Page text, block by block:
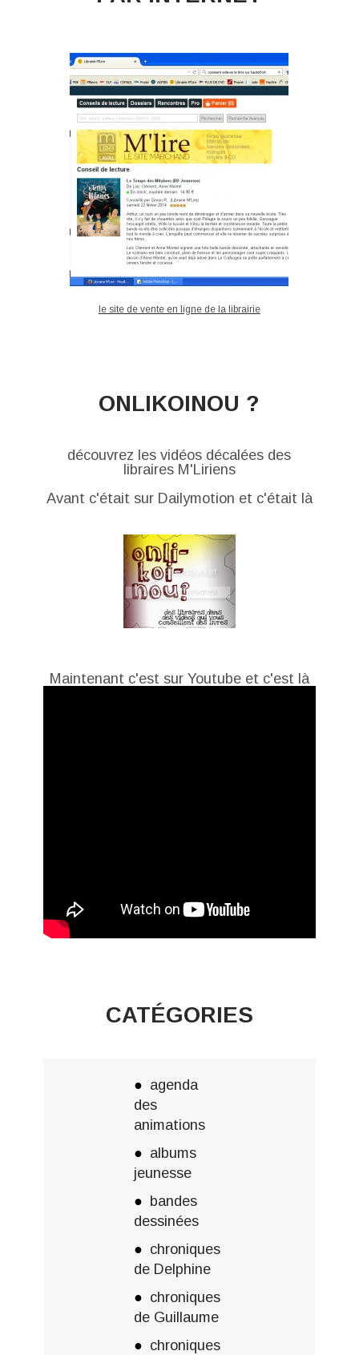
le site de vente en ligne de la librairie
ONLIKOINOU ?
découvrez les vidéos décalées des
libraires M'Liriens
Avant c'était sur Dailymotion et c'était là
Maintenant c'est sur Youtube et c'est là
CATÉGORIES
agenda
des
animations
albums
jeunesse
bandes
dessinées
chroniques
de Delphine
chroniques
de Guillaume
chroniques